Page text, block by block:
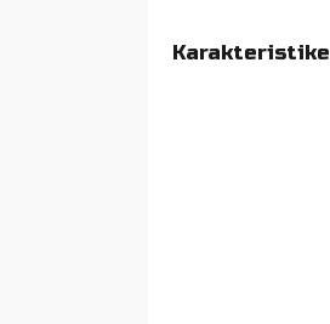
Karakteristike